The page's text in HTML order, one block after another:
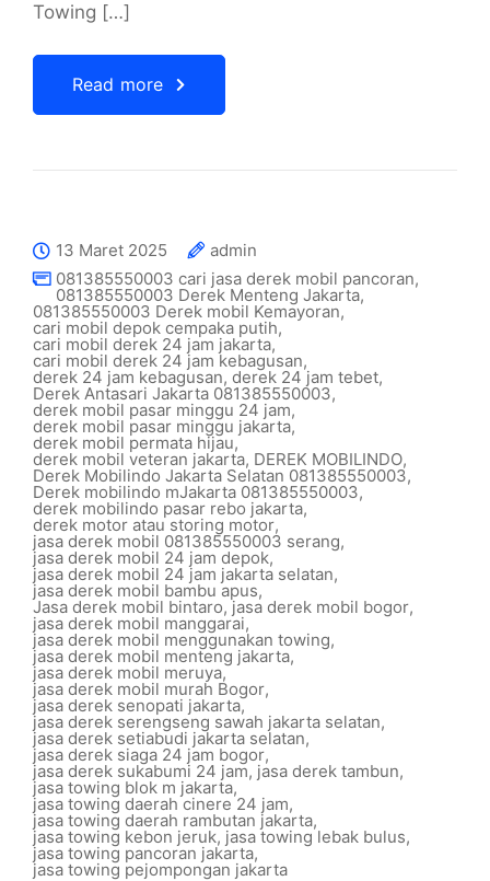
Towing […]
Read more
13 Maret 2025
admin
081385550003 cari jasa derek mobil pancoran,
081385550003 Derek Menteng Jakarta,
081385550003 Derek mobil Kemayoran,
cari mobil depok cempaka putih,
cari mobil derek 24 jam jakarta,
cari mobil derek 24 jam kebagusan,
derek 24 jam kebagusan, derek 24 jam tebet,
Derek Antasari Jakarta 081385550003,
derek mobil pasar minggu 24 jam,
derek mobil pasar minggu jakarta,
derek mobil permata hijau,
derek mobil veteran jakarta, DEREK MOBILINDO,
Derek Mobilindo Jakarta Selatan 081385550003,
Derek mobilindo mJakarta 081385550003,
derek mobilindo pasar rebo jakarta,
derek motor atau storing motor,
jasa derek mobil 081385550003 serang,
jasa derek mobil 24 jam depok,
jasa derek mobil 24 jam jakarta selatan,
jasa derek mobil bambu apus,
Jasa derek mobil bintaro,jasa derek mobil bogor,
jasa derek mobil manggarai,
jasa derek mobil menggunakan towing,
jasa derek mobil menteng jakarta,
jasa derek mobil meruya,
jasa derek mobil murah Bogor,
jasa derek senopati jakarta,
jasa derek serengseng sawah jakarta selatan,
jasa derek setiabudi jakarta selatan,
jasa derek siaga 24 jam bogor,
jasa derek sukabumi 24 jam, jasa derek tambun,
jasa towing blok m jakarta,
jasa towing daerah cinere 24 jam,
jasa towing daerah rambutan jakarta,
jasa towing kebon jeruk, jasa towing lebak bulus,
jasa towing pancoran jakarta,
jasa towing pejompongan jakarta